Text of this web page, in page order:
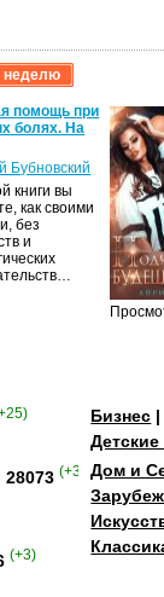
неделю
помощь при
болях. На
Бубновский
книги вы
как своими
без
и
28073 (+349)
(+3)
Бизнес |
Детские
Дом и